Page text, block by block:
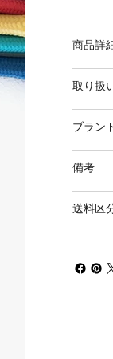
商品詳
取り扱
ブラン
備考
送料区